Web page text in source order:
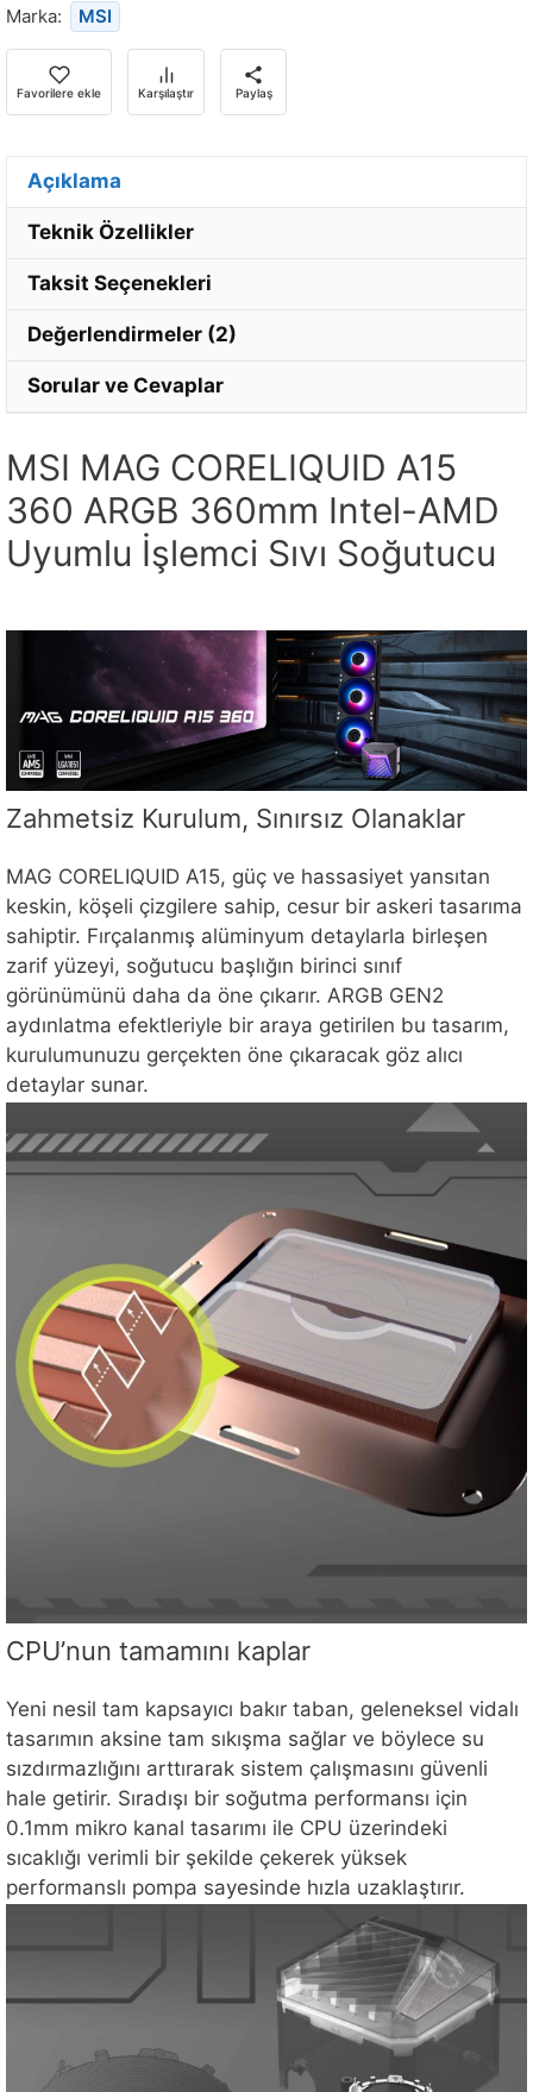
için
posta
adresinizi
Marka:
MSI
Favorilere ekle Karşılaştır Paylaş
Açıklama
Teknik Özellikler
Taksit Seçenekleri
Değerlendirmeler (2)
Sorular ve Cevaplar
MSI MAG CORELIQUID A15
360 ARGB 360mm Intel-AMD
Uyumlu İşlemci Sıvı Soğutucu
Zahmetsiz Kurulum, Sınırsız Olanaklar
MAG CORELIQUID A15, güç ve hassasiyet yansıtan
keskin, köşeli çizgilere sahip, cesur bir askeri tasarıma
sahiptir. Fırçalanmış alüminyum detaylarla birleşen
zarif yüzeyi, soğutucu başlığın birinci sınıf
görünümünü daha da öne çıkarır. ARGB GEN2
aydınlatma efektleriyle bir araya getirilen bu tasarım,
kurulumunuzu gerçekten öne çıkaracak göz alıcı
detaylar sunar.
CPU’nun tamamını kaplar
Yeni nesil tam kapsayıcı bakır taban, geleneksel vidalı
tasarımın aksine tam sıkışma sağlar ve böylece su
sızdırmazlığını arttırarak sistem çalışmasını güvenli
hale getirir. Sıradışı bir soğutma performansı için
0.1mm mikro kanal tasarımı ile CPU üzerindeki
sıcaklığı verimli bir şekilde çekerek yüksek
performanslı pompa sayesinde hızla uzaklaştırır.